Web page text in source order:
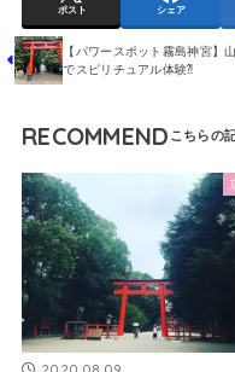
ポスト シェア
【パワースポット霧島神宮】
でスピリチュアル体験⁈
RECOMMEND